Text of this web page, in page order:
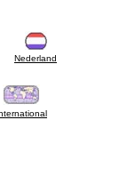
Nederland